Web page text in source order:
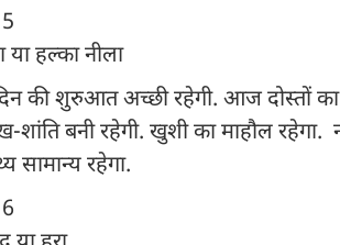
हल्का नीला
की शुरुआत अच्छी रहेगी. आज दोस्तों
शांति बनी रहेगी. खुशी का माहौल
सामान्य रहेगा.